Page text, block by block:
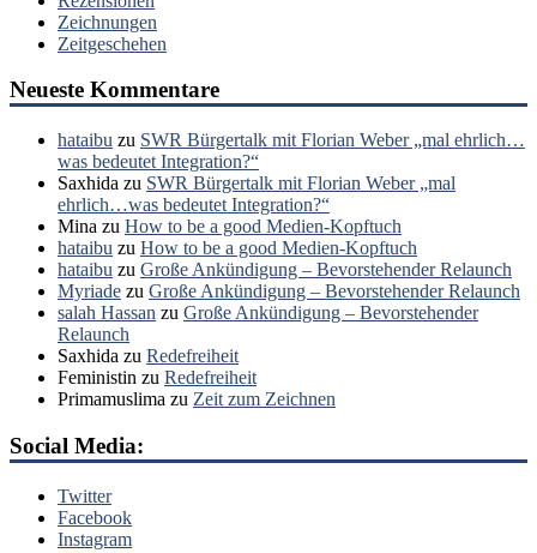
Zeichnungen
Zeitgeschehen
Neueste Kommentare
hataibu zu SWR Bürgertalk mit Florian Weber „mal ehrlich…
was bedeutet Integration?“
Saxhida zu SWR Bürgertalk mit Florian Weber „mal
ehrlich…was bedeutet Integration?“
Mina zu How to be a good Medien-Kopftuch
hataibu zu How to be a good Medien-Kopftuch
hataibu zu Große Ankündigung – Bevorstehender Relaunch
Myriade zu Große Ankündigung – Bevorstehender Relaunch
salah Hassan zu Große Ankündigung – Bevorstehender
Relaunch
Saxhida zu Redefreiheit
Feministin zu Redefreiheit
Primamuslima zu Zeit zum Zeichnen
Social Media:
Twitter
Facebook
Instagram